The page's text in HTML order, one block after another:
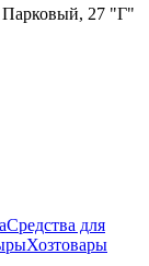
Парковый, 27 "Г"
Средства для
Хозтовары